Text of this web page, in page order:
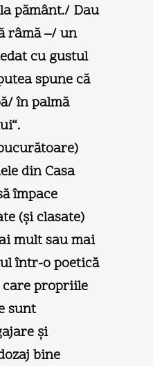
pământ./ Dau
râmă –/ un
cu gustul
spune că
în palmă
din Casa
împace
(şi clasate)
mult sau mai
într-o poetică
propriile
sunt
şi
bine